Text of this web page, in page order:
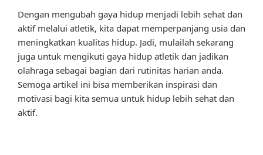
Dengan mengubah gaya hidup menjadi lebih sehat dan
aktif melalui atletik, kita dapat memperpanjang usia dan
meningkatkan kualitas hidup. Jadi, mulailah sekarang
juga untuk mengikuti gaya hidup atletik dan jadikan
olahraga sebagai bagian dari rutinitas harian anda.
Semoga artikel ini bisa memberikan inspirasi dan
motivasi bagi kita semua untuk hidup lebih sehat dan
aktif.